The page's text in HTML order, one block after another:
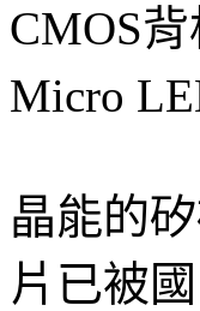
CMOS
Micro
晶能的
片已被